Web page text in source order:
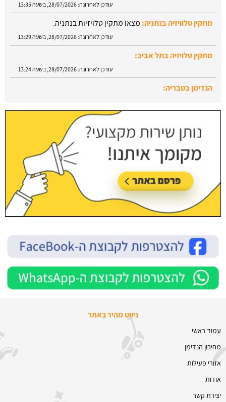
עודכן לאחרונה: 28/07/2026, בשעה 13:29
מתקין טלויזיה בתל אביב:
עודכן לאחרונה: 28/07/2026, בשעה 13:24
הנדימן בטבריה:
עודכן לאחרונה: 28/07/2026, בשעה 13:52
הנדימן בראש העין:
ניווט מהיר באתר
עמוד ראשי
מחירון הנדימן
אזורי פעילות
אודות
יצירת קשר